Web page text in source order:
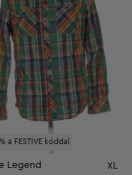
a FESTIVE kóddal
Legend XL